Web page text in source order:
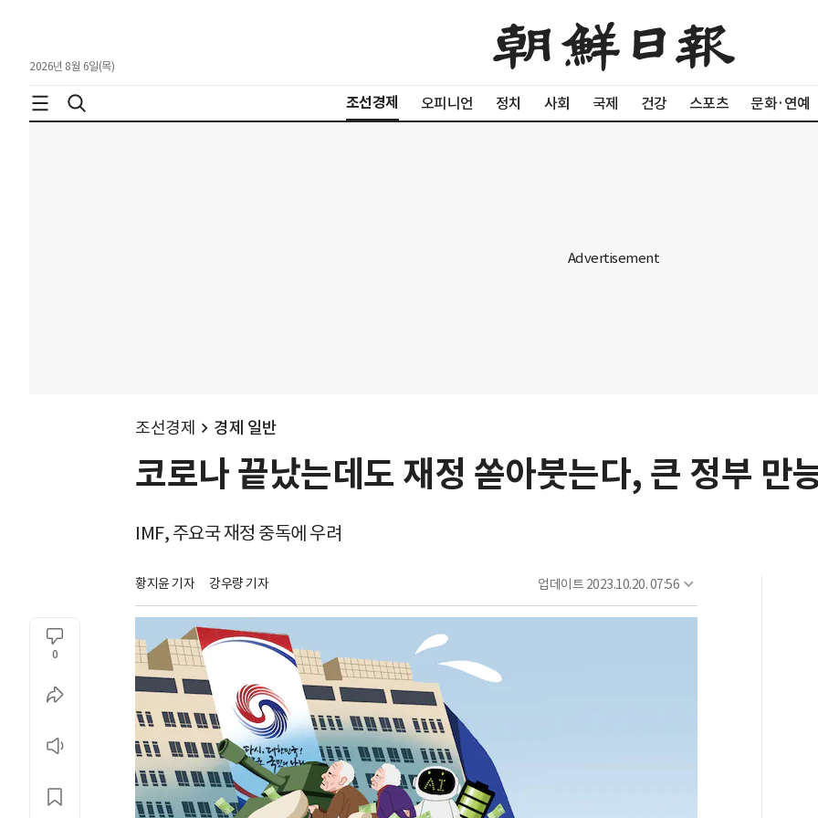
2026년 8월 6일(목)
조선경제 오피니언 정치 사회 국제 건강 스포츠 문화·연예
조선경제 경제 일반
코로나 끝났는데도 재정 쏟아붓는다, 큰 정부 만
IMF, 주요국 재정 중독에 우려
황지윤 기자 강우량 기자 업데이트 2023.10.20. 07:56
0